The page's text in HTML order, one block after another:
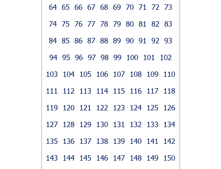
64 65 66 67 68 69 70 71 72
73
74 75 76 77 78 79 80 81 82
83
84 85 86 87 88 89 90 91 92
93
94 95 96 97 98 99 100 101
102
103
104 105 106 107 108 109
110
111
112 113 114 115 116 117
118
119
120 121 122 123 124 125
126
127
128 129 130 131 132 133
134
135
136 137 138 139 140 141
142
143
144 145 146 147 148 149
150